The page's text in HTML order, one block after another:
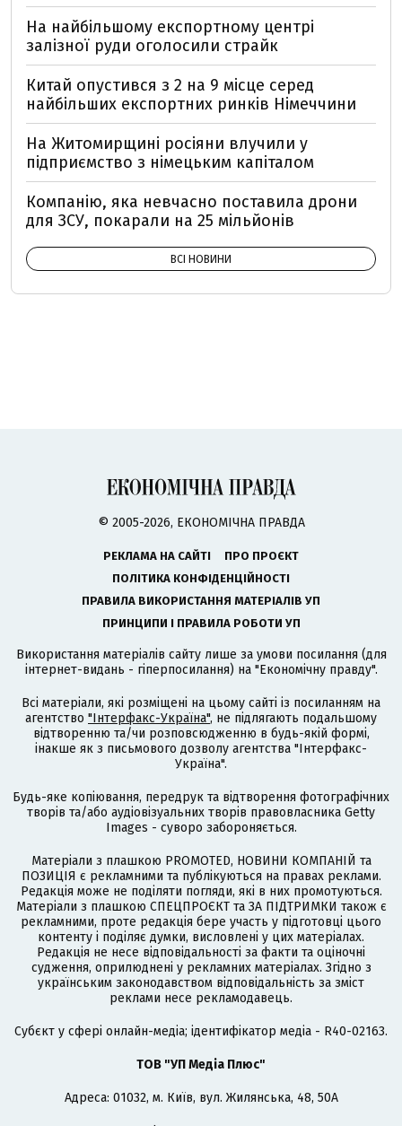
На найбільшому експортному центрі
залізної руди оголосили страйк
Китай опустився з 2 на 9 місце серед
найбільших експортних ринків Німеччини
На Житомирщині росіяни влучили у
підприємство з німецьким капіталом
Компанію, яка невчасно поставила дрони
для ЗСУ, покарали на 25 мільйонів
ВСІ НОВИНИ
© 2005-2026, ЕКОНОМІЧНА ПРАВДА
РЕКЛАМА НА САЙТІ
ПРО ПРОЄКТ
ПОЛІТИКА КОНФІДЕНЦІЙНОСТІ
ПРАВИЛА ВИКОРИСТАННЯ МАТЕРІАЛІВ УП
ПРИНЦИПИ І ПРАВИЛА РОБОТИ УП
Використання матеріалів сайту лише за умови посилання (для
інтернет-видань - гіперпосилання) на "Економічну правду".
Всі матеріали, які розміщені на цьому сайті із посиланням на
агентство "Інтерфакс-Україна", не підлягають подальшому
відтворенню та/чи розповсюдженню в будь-якій формі,
інакше як з письмового дозволу агентства "Інтерфакс-
Україна".
Будь-яке копіювання, передрук та відтворення фотографічних
творів та/або аудіовізуальних творів правовласника Getty
Images - суворо забороняється.
Матеріали з плашкою PROMOTED, НОВИНИ КОМПАНІЙ та
ПОЗИЦІЯ є рекламними та публікуються на правах реклами.
Редакція може не поділяти погляди, які в них промотуються.
Матеріали з плашкою СПЕЦПРОЄКТ та ЗА ПІДТРИМКИ також є
рекламними, проте редакція бере участь у підготовці цього
контенту і поділяє думки, висловлені у цих матеріалах.
Редакція не несе відповідальності за факти та оціночні
судження, оприлюднені у рекламних матеріалах. Згідно з
українським законодавством відповідальність за зміст
реклами несе рекламодавець.
Cубєкт у сфері онлайн-медіа; ідентифікатор медіа - R40-02163.
ТОВ "УП Медіа Плюс"
Адреса: 01032, м. Київ, вул. Жилянська, 48, 50А